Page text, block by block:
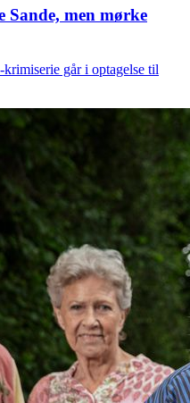
Sande, men mørke
går i optagelse til